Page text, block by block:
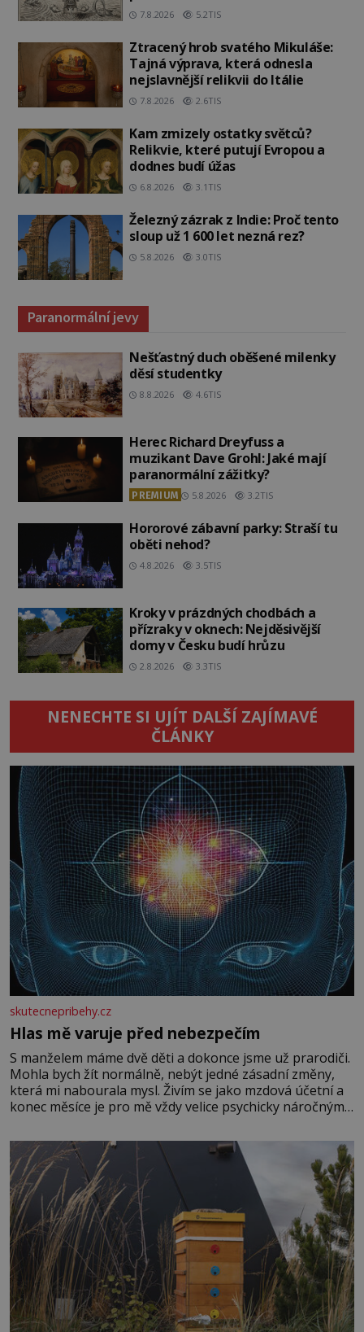
7.8.2026 5.2TIS
Ztracený hrob svatého Mikuláše:
Tajná výprava, která odnesla
nejslavnější relikvii do Itálie
7.8.2026 2.6TIS
Kam zmizely ostatky světců?
Relikvie, které putují Evropou a
dodnes budí úžas
6.8.2026 3.1TIS
Železný zázrak z Indie: Proč tento
sloup už 1 600 let nezná rez?
5.8.2026 3.0TIS
Paranormální jevy
Nešťastný duch oběšené milenky
děsí studentky
8.8.2026 4.6TIS
Herec Richard Dreyfuss a
muzikant Dave Grohl: Jaké mají
paranormální zážitky?
PREMIUM 5.8.2026 3.2TIS
Hororové zábavní parky: Straší tu
oběti nehod?
4.8.2026 3.5TIS
Kroky v prázdných chodbách a
přízraky v oknech: Nejděsivější
domy v Česku budí hrůzu
2.8.2026 3.3TIS
NENECHTE SI UJÍT DALŠÍ ZAJÍMAVÉ
ČLÁNKY
skutecnepribehy.cz
Hlas mě varuje před nebezpečím
S manželem máme dvě děti a dokonce jsme už prarodiči.
Mohla bych žít normálně, nebýt jedné zásadní změny,
která mi nabourala mysl. Živím se jako mzdová účetní a
konec měsíce je pro mě vždy velice psychicky náročným
dál častěji volá o pomoc, co se hlídání týče. Dalo by se